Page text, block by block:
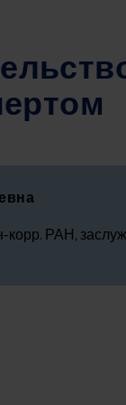
корр. РАН,